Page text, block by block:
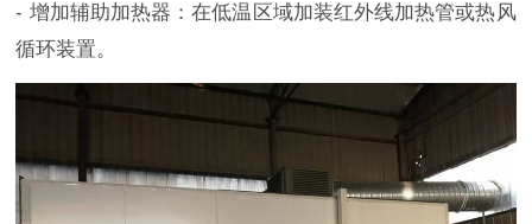
- 增加辅助加热器：在低温区域加装红外线加热管或热风
循环装置。